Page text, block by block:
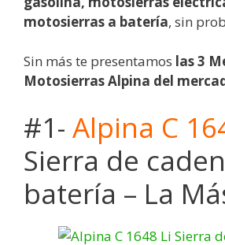
motosierras a batería, sin
Sin más te presentamos las 3
Motosierras Alpina del
#1- Alpina C
Sierra de
batería – La